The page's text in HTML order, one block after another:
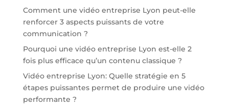
Comment une vidéo entreprise Lyon peut-elle
renforcer 3 aspects puissants de votre
communication ?
Pourquoi une vidéo entreprise Lyon est-elle 2
fois plus efficace qu’un contenu classique ?
Vidéo entreprise Lyon: Quelle stratégie en 5
étapes puissantes permet de produire une vidéo
performante ?